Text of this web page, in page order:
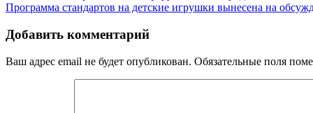
Программа стандартов на детские игрушки вынесена на
Добавить комментарий
Ваш адрес email не будет опубликован. Обязательные поля